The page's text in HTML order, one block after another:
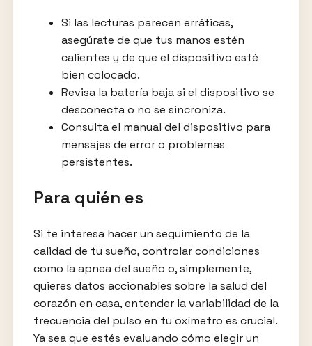
Si las lecturas parecen erráticas,
asegúrate de que tus manos estén
calientes y de que el dispositivo esté
bien colocado.
Revisa la batería baja si el dispositivo se
desconecta o no se sincroniza.
Consulta el manual del dispositivo para
mensajes de error o problemas
persistentes.
Para quién es
Si te interesa hacer un seguimiento de la
calidad de tu sueño, controlar condiciones
como la apnea del sueño o, simplemente,
quieres datos accionables sobre la salud del
corazón en casa, entender la variabilidad de la
frecuencia del pulso en tu oxímetro es crucial.
Ya sea que estés evaluando cómo elegir un